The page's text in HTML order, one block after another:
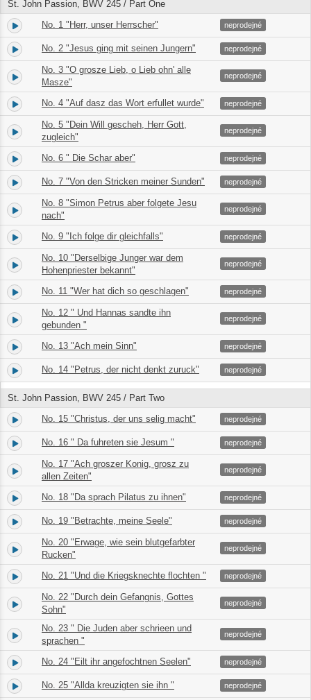
St. John Passion, BWV 245 / Part One
8. No. 1 "Herr, unser Herrscher" 10:14
neprodejné
9. No. 2 "Jesus ging mit seinen Jungern" 03:03
neprodejné
10.
No. 3 "O grosze Lieb, o Lieb ohn' alle
Masze"
01:11
neprodejné
11. No. 4 "Auf dasz das Wort erfullet wurde" 01:31
neprodejné
12.
No. 5 "Dein Will gescheh, Herr Gott,
zugleich"
01:00
neprodejné
13. No. 6 " Die Schar aber" 00:44
neprodejné
14. No. 7 "Von den Stricken meiner Sunden" 06:00
neprodejné
15.
No. 8 "Simon Petrus aber folgete Jesu
nach"
00:13
neprodejné
16. No. 9 "Ich folge dir gleichfalls" 03:34
neprodejné
17.
No. 10 "Derselbige Junger war dem
Hohenpriester bekannt"
03:38
neprodejné
18. No. 11 "Wer hat dich so geschlagen" 02:18
neprodejné
19.
No. 12 " Und Hannas sandte ihn
gebunden "
02:19
neprodejné
20. No. 13 "Ach mein Sinn" 03:15
neprodejné
21. No. 14 "Petrus, der nicht denkt zuruck" 01:47
neprodejné
St. John Passion, BWV 245 / Part Two
22. No. 15 "Christus, der uns selig macht" 01:03
neprodejné
23. No. 16 " Da fuhreten sie Jesum " 04:52
neprodejné
24.
No. 17 "Ach groszer Konig, grosz zu
allen Zeiten"
02:45
neprodejné
25. No. 18 "Da sprach Pilatus zu ihnen" 02:23
neprodejné
26. No. 19 "Betrachte, meine Seele" 02:30
neprodejné
27.
No. 20 "Erwage, wie sein blutgefarbter
Rucken"
08:21
neprodejné
28. No. 21 "Und die Kriegsknechte flochten " 06:21
neprodejné
29.
No. 22 "Durch dein Gefangnis, Gottes
Sohn"
00:52
neprodejné
30.
No. 23 " Die Juden aber schrieen und
sprachen "
04:41
neprodejné
31. No. 24 "Eilt ihr angefochtnen Seelen" 04:18
neprodejné
32. No. 25 "Allda kreuzigten sie ihn " 02:09
neprodejné